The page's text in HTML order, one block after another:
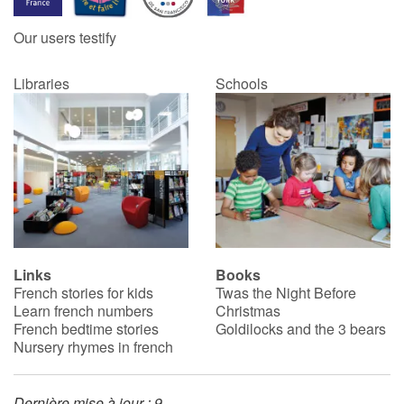
Catalogue anglais
Contraste +
Help
Home
Family
Schools
Libraries
Our users testify
Libraries Schools
Links
French stories for kids
Learn french numbers
French bedtime stories
Nursery rhymes in french
Books
Twas the Night Before
Christmas
Goldilocks and the 3 bears